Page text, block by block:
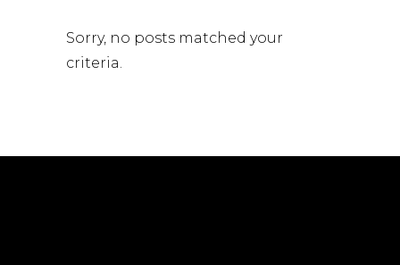
Sorry, no posts matched your
criteria.